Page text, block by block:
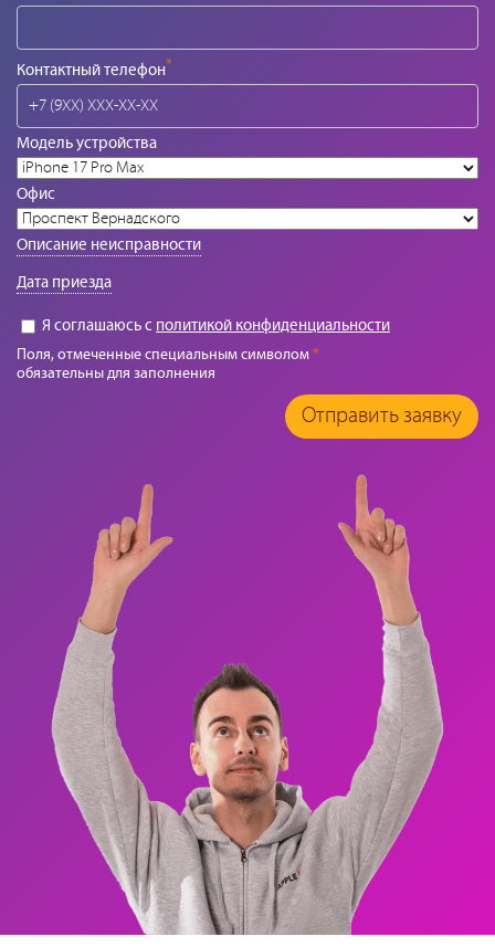
Контактный телефон*
Модель устройства
Офис
Описание неисправности
Дата приезда
Я соглашаюсь с политикой конфиденциальности
Поля, отмеченные специальным символом*
обязательны для заполнения
Отправить заявку